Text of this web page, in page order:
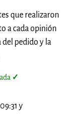
que realizaron
a cada opinión
pedido y la
✓
y